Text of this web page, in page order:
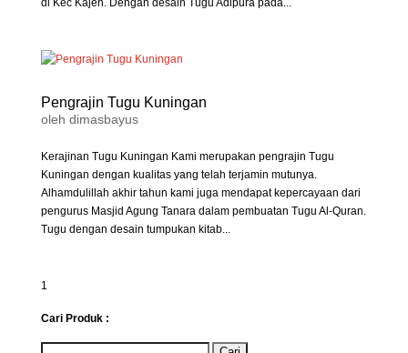
di Kec Kajen. Dengan desain Tugu Adipura pada...
Pengrajin Tugu Kuningan
oleh dimasbayus
Kerajinan Tugu Kuningan Kami merupakan pengrajin Tugu
Kuningan dengan kualitas yang telah terjamin mutunya.
Alhamdulillah akhir tahun kami juga mendapat kepercayaan dari
pengurus Masjid Agung Tanara dalam pembuatan Tugu Al-Quran.
Tugu dengan desain tumpukan kitab...
1
Cari Produk :